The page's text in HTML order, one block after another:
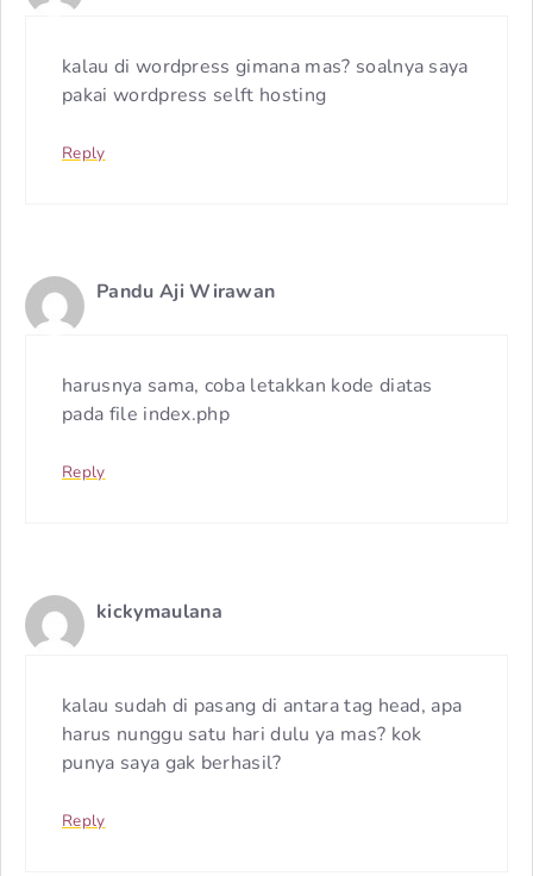
kalau di wordpress gimana mas? soalnya saya
pakai wordpress selft hosting
Reply
Pandu Aji Wirawan
harusnya sama, coba letakkan kode diatas
pada file index.php
Reply
kickymaulana
kalau sudah di pasang di antara tag head, apa
harus nunggu satu hari dulu ya mas? kok
punya saya gak berhasil?
Reply